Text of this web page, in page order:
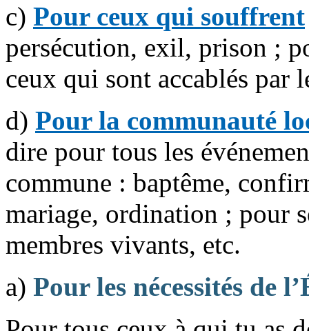
c) Pour ceux qui souffrent
persécution, exil, prison ;
ceux qui sont accablés par
d) Pour la communauté
dire pour tous les
commune : baptême,
mariage, ordination ; pour
membres vivants, etc.
a) Pour les nécessités de